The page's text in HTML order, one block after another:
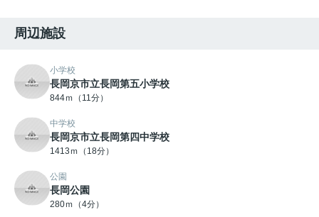
周辺施設
小学校
長岡京市立長岡第五小学校
844ｍ（11分）
中学校
長岡京市立長岡第四中学校
1413ｍ（18分）
公園
長岡公園
280ｍ（4分）